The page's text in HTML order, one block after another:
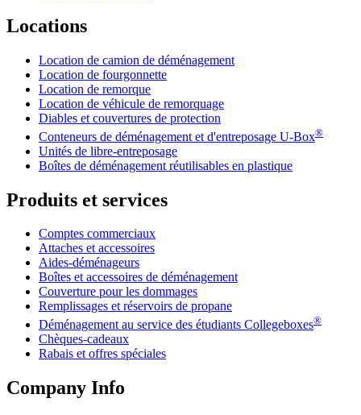
Locations
Location de camion de déménagement
Location de fourgonnette
Location de remorque
Location de véhicule de remorquage
Diables et couvertures de protection
Conteneurs de déménagement et d'entreposage U-Box®
Unités de libre-entreposage
Boîtes de déménagement réutilisables en plastique
Produits et services
Comptes commerciaux
Attaches et accessoires
Aides-déménageurs
Boîtes et accessoires de déménagement
Couverture pour les dommages
Remplissages et réservoirs de propane
Déménagement au service des étudiants Collegeboxes®
Chèques-cadeaux
Rabais et offres spéciales
Company Info